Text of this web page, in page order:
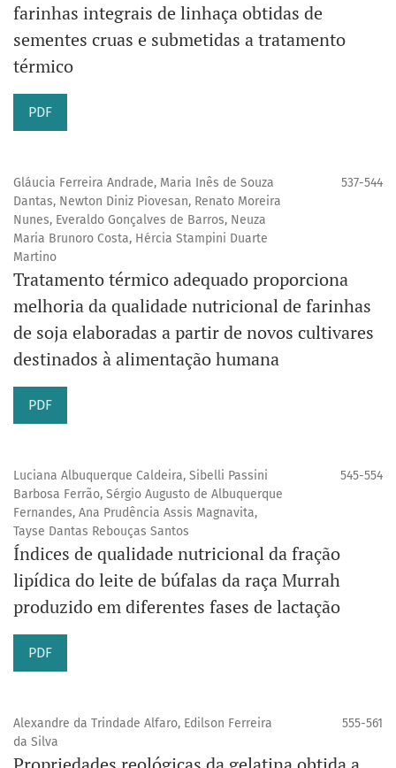
farinhas integrais de linhaça obtidas de
sementes cruas e submetidas a tratamento
térmico
PDF
Gláucia Ferreira Andrade, Maria Inês de Souza
Dantas, Newton Diniz Piovesan, Renato Moreira
Nunes, Everaldo Gonçalves de Barros, Neuza
Maria Brunoro Costa, Hércia Stampini Duarte
Martino
537-544
Tratamento térmico adequado proporciona
melhoria da qualidade nutricional de farinhas
de soja elaboradas a partir de novos cultivares
destinados à alimentação humana
PDF
Luciana Albuquerque Caldeira, Sibelli Passini
Barbosa Ferrão, Sérgio Augusto de Albuquerque
Fernandes, Ana Prudência Assis Magnavita,
Tayse Dantas Rebouças Santos
545-554
Índices de qualidade nutricional da fração
lipídica do leite de búfalas da raça Murrah
produzido em diferentes fases de lactação
PDF
Alexandre da Trindade Alfaro, Edilson Ferreira
da Silva
555-561